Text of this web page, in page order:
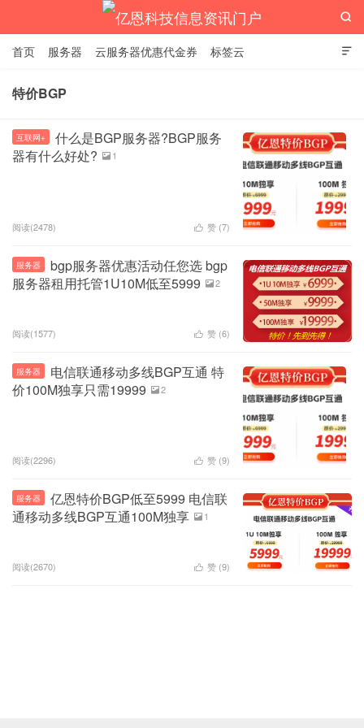
亿恩科技信息资讯门户

首页 服务器 云服务器优惠代金券 标签云

特价BGP
互联网+
什么是BGP服务器?BGP服务
器有什么好处?
 1
阅读(2478)  赞 (7)
服务器
bgp服务器优惠活动任您选 bgp
服务器租用托管1U10M低至5999
2
阅读(1577)  赞 (6)
服务器
电信联通移动多线BGP互通 特
价100M独享只需19999
2
阅读(2296)  赞 (9)
服务器
亿恩特价BGP低至5999 电信联
通移动多线BGP互通100M独享
 1
阅读(2670)  赞 (9)